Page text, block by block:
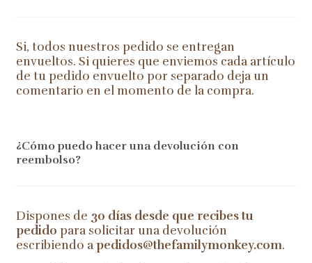
Si, todos nuestros pedido se entregan
envueltos. Si quieres que enviemos cada artículo
de tu pedido envuelto por separado deja un
comentario en el momento de la compra.
¿Cómo puedo hacer una devolución con
reembolso?
Dispones de 30 días desde que recibes tu
pedido para solicitar una devolución
escribiendo apedidos@thefamilymonkey.com.